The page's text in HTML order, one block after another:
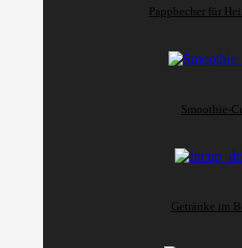
Pappbecher für
Smoothie-
Getränke im